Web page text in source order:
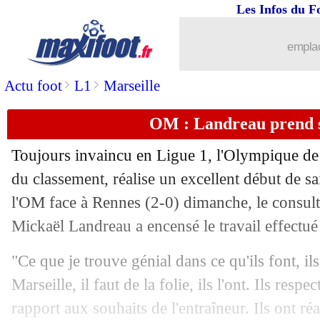
Actu foot> L1 > Marseille
Les Infos du
OM : Landreau prend
Toujours invaincu en Ligue 1, l'Olympique
du classement, réalise un excellent début de
l'OM face à Rennes (2-0) dimanche, le
Mickaël Landreau a encensé le travail
"Ce que je trouve génial dans ce qu'ils font,
Marseille, il faut de la folie, ils l'ont. Ils
rapport aux souhaits de l'entraîneur. Ils ont
: René Malleville, le beau geste
20/09 FIFA: sanctions levées pour Angers
20/09 L1: le CIES envoie l'ASSE en L2 !
20/09 Real: Benzema savoure sa bonne
20/09 Lyon : le penalty, Derrien charge la
20/09 Juve: Allegri assume ses
PSG : Pochettino justifie le choix